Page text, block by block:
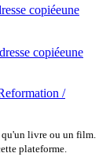
copiéeune
copiéeune
/
qu'un livre ou un film.
plateforme.